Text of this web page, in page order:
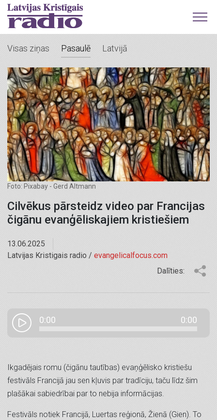
Visas ziņas Pasaulē Latvijā
Foto: Pixabay - Gerd Altmann
Cilvēkus pārsteidz video par Francijas
čigānu evanģēliskajiem kristiešiem
13.06.2025
Latvijas Kristigais radio / evangelicalfocus.com
Dalīties:
0:00 0:00
Ikgadējais romu (čigānu tautības) evaņģēlisko kristiešu
festivāls Francijā jau sen kļuvis par tradīciju, taču līdz šim
plašākai sabiedrībai par to nebija informācijas.
Festivāls notiek Francijā, Luertas reģionā, Žienā (Gien). To